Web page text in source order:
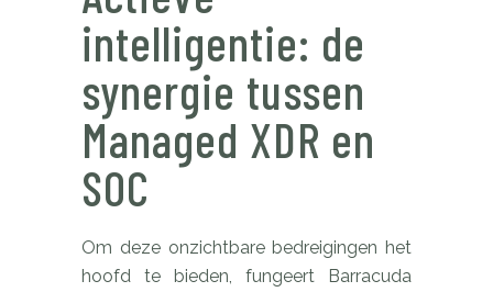
intelligentie: de
synergie tussen
Managed XDR en
SOC
Om deze onzichtbare bedreigingen het
hoofd te bieden, fungeert Barracuda